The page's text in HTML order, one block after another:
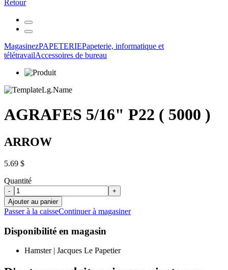
Retour
MagasinezPAPETERIEPapeterie, informatique et
télétravailAccessoires de bureau
AGRAFES 5/16" P22 ( 5000 )
ARROW
5.69 $
Quantité
-
+
Ajouter au panier
Passer à la caisseContinuer à magasiner
Disponibilité en magasin
Hamster | Jacques Le Papetier